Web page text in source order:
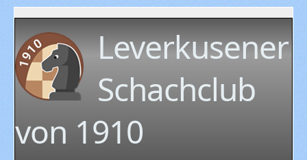
Leverkusener
Schachclub
von 1910